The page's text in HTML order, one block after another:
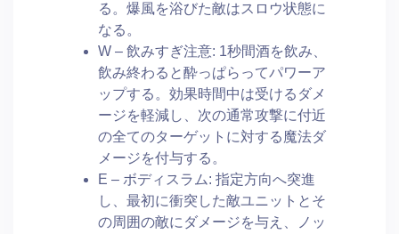
る。爆風を浴びた敵はスロウ状態に
なる。
W – 飲みすぎ注意: 1秒間酒を飲み、
飲み終わると酔っぱらってパワーア
ップする。効果時間中は受けるダメ
ージを軽減し、次の通常攻撃に付近
の全てのターゲットに対する魔法ダ
メージを付与する。
E – ボディスラム: 指定方向へ突進
し、最初に衝突した敵ユニットとそ
の周囲の敵にダメージを与え、ノッ